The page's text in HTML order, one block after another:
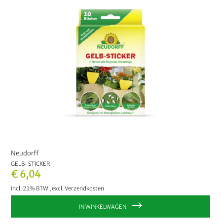
€ 6,04
Incl. 21% BTW ,excl.Verzendkosten
Neudorff
GELB-STICKER
IN WINKELWAGEN